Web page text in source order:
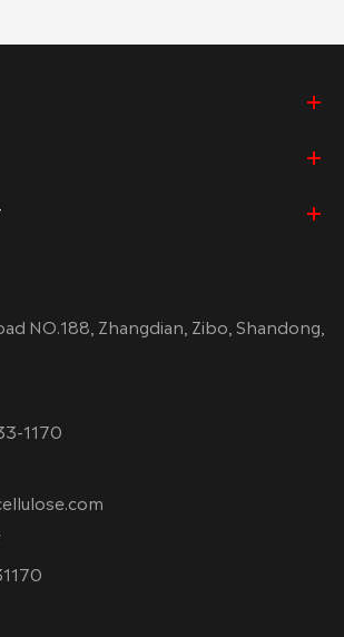
NO.188, Zhangdian, Zibo, Shandong,
1170